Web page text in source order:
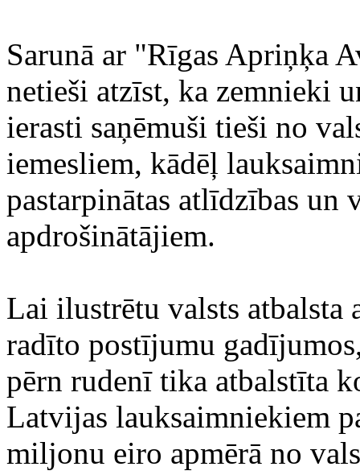
Sarunā ar "Rīgas Apriņķa
netieši atzīst, ka zemnieki
ierasti saņēmuši tieši no
iemesliem, kādēļ
pastarpinātas atlīdzības un
apdrošinātājiem.
Lai ilustrētu valsts atbalsta
radīto postījumu
pērn rudenī tika atbalstīta
Latvijas lauksaimniekiem
miljonu eiro apmērā no